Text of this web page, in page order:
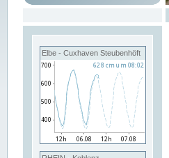
Elbe - Cuxhaven Steubenhöft